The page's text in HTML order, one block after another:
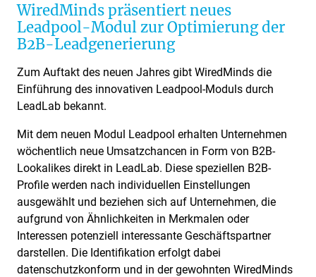
WiredMinds präsentiert neues
Leadpool-Modul zur Optimierung der
B2B-Leadgenerierung
Zum Auftakt des neuen Jahres gibt WiredMinds die
Einführung des innovativen Leadpool-Moduls durch
LeadLab bekannt.
Mit dem neuen Modul Leadpool erhalten Unternehmen
wöchentlich neue Umsatzchancen in Form von B2B-
Lookalikes direkt in LeadLab. Diese speziellen B2B-
Profile werden nach individuellen Einstellungen
ausgewählt und beziehen sich auf Unternehmen, die
aufgrund von Ähnlichkeiten in Merkmalen oder
Interessen potenziell interessante Geschäftspartner
darstellen. Die Identifikation erfolgt dabei
datenschutzkonform und in der gewohnten WiredMinds